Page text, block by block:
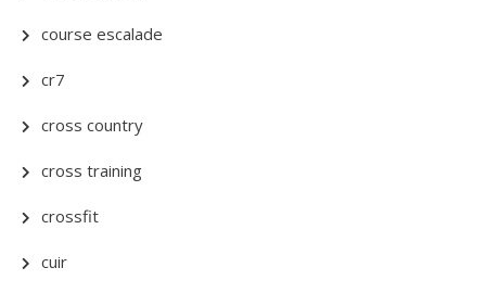
course escalade
cr7
cross country
cross training
crossfit
cuir